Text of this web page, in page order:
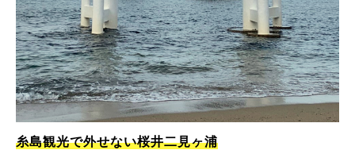
糸島観光で外せない桜井二見ヶ浦